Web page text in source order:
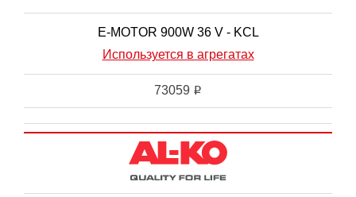
E-MOTOR 900W 36 V - KCL
Используется в агрегатах
73059 i